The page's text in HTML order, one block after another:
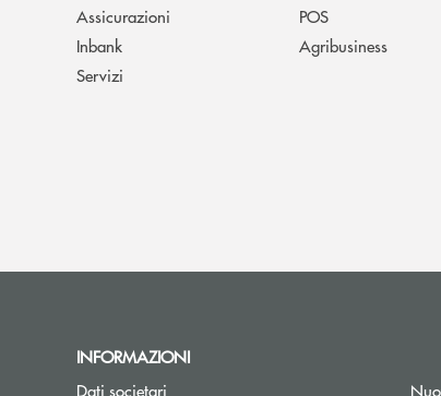
Assicurazioni
Inbank
Servizi
POS
Agribusiness
INFORMAZIONI
Dati societari